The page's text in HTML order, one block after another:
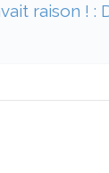
raison ! :